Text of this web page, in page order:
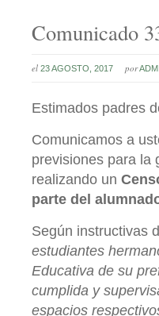
Comunicado
el 23 AGOSTO, 2017 por
Estimados padres
Comunicamos a
previsiones para la
realizando un
parte del
Según instructivas
estudiantes
Educativa de su
cumplida y
espacios